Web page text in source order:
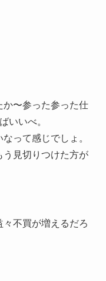
か〜参った参った仕
いいべ。
って感じでしょ。
う見切りつけた方が
不買が増えるだろ